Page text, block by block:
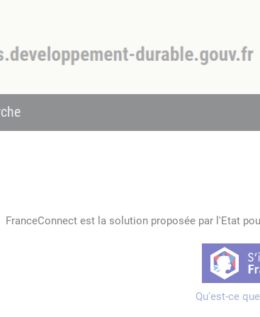
FranceConnect est la solution proposée par l'Etat
Qu'est-ce